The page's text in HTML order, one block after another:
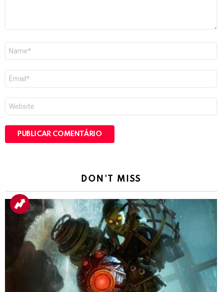
mail
*
DON'T MISS